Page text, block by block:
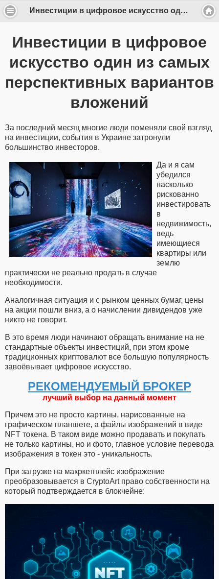
Инвестиции в цифровое искусство один из самых перспективных вариантов вложений
Инвестиции в цифровое
искусство один из самых
перспективных вариантов
вложений
За последний месяц многие люди поменяли свой взгляд
на инвестиции, события в Украине затронули
большинство инвесторов.
Да и я сам
убедился
насколько
рискованно
инвестировать
в
недвижимость,
ведь
имеющиеся
квартиры или
землю
практически не реально продать в случае
необходимости.
Аналогичная ситуация и с рынком ценных бумаг, цены
на акции пошли вниз, а о начислении дивидендов уже
никто не говорит.
В это время люди начинают обращать внимание на не
стандартные объекты инвестиций, при этом кроме
традиционных криптовалют все большую популярность
завоёвывает цифровое искусство.
РЕКОМЕНДУЕМЫЙ БРОКЕР
лучший выбор на данный момент
Причем это не просто картины, нарисованные на
графическом планшете, а файлы изображений в виде
NFT токена. В таком виде можно продавать и покупать
не только картины, но и фото, главное условие перевода
изображения в токен это - уникальность.
При загрузке на макркетплейс изображение
преобразовывается в CryptoArt право собственности на
который подтверждается в блокчейне: